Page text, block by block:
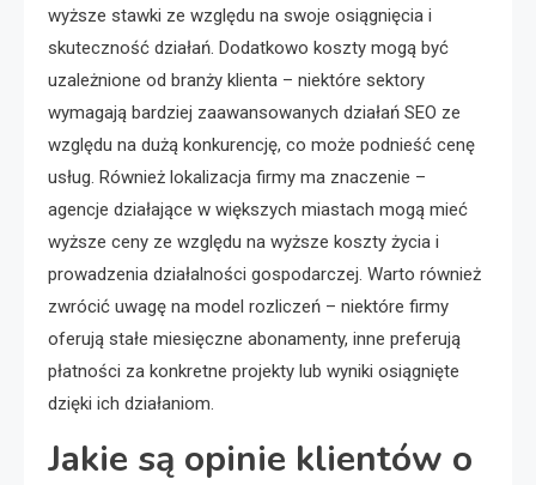
wyższe stawki ze względu na swoje osiągnięcia i
skuteczność działań. Dodatkowo koszty mogą być
uzależnione od branży klienta – niektóre sektory
wymagają bardziej zaawansowanych działań SEO ze
względu na dużą konkurencję, co może podnieść cenę
usług. Również lokalizacja firmy ma znaczenie –
agencje działające w większych miastach mogą mieć
wyższe ceny ze względu na wyższe koszty życia i
prowadzenia działalności gospodarczej. Warto również
zwrócić uwagę na model rozliczeń – niektóre firmy
oferują stałe miesięczne abonamenty, inne preferują
płatności za konkretne projekty lub wyniki osiągnięte
dzięki ich działaniom.
Jakie są opinie klientów o